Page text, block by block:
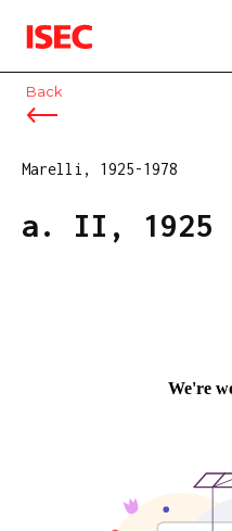
ISEC
Back
Marelli, 1925-1978
a. II, 1925